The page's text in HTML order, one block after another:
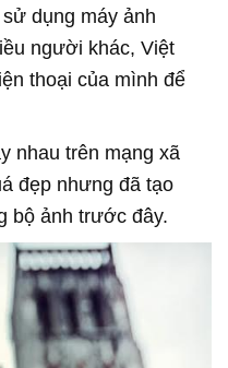
dụng máy ảnh
người khác, Việt
thoại của mình để
nhau trên mạng xã
đẹp nhưng đã tạo
bộ ảnh trước đây.